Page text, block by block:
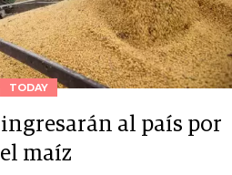
TODAY
al país por
maíz